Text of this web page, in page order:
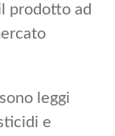
prodotto ad
leggi
e